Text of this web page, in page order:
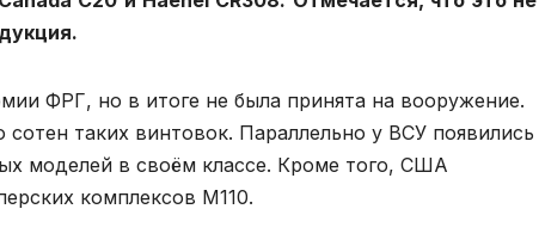
ФРГ, но в итоге не была принята на вооружение.
таких винтовок. Параллельно у ВСУ появились
моделей в своём классе. Кроме того, США
комплексов М110.